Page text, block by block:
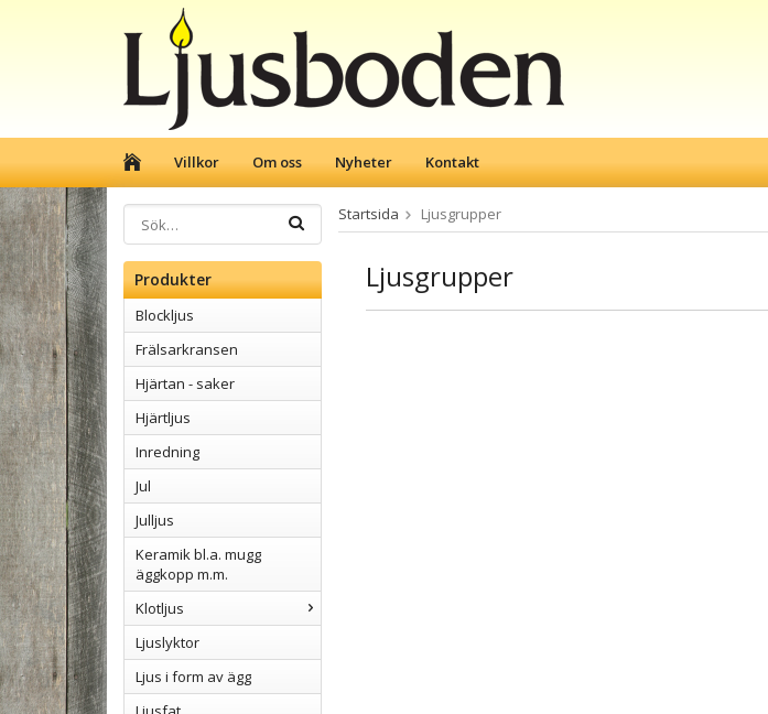
Villkor Om oss Nyheter Kontakt
Produkter
Blockljus
Frälsarkransen
Hjärtan - saker
Hjärtljus
Inredning
Jul
Julljus
Keramik bl.a. mugg
äggkopp m.m.
Klotljus
Ljuslyktor
Ljus i form av ägg
Startsida Ljusgrupper
Ljusgrupper